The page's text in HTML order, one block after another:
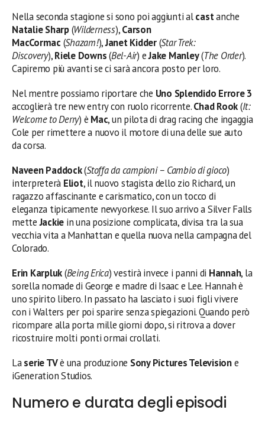
Nella seconda stagione si sono poi aggiunti alcastanche
Natalie Sharp(Wilderness),Carson
MacCormac (Shazam!),Janet Kidder(Star Trek:
Discovery),Riele Downs(Bel-Air) eJake Manley(The Order).
Capiremo più avanti se ci sarà ancora posto per loro.
Nel mentre possiamo riportare che Uno Splendido Errore 3
accoglierà tre new entry con ruolo ricorrente.Chad Rook(It:
Welcome to Derry) è Mac, un pilota di drag racing che ingaggia
Cole per rimettere a nuovo il motore di una delle sue auto
da corsa.
Naveen Paddock(Stoffa da campioni – Cambio di gioco)
interpreterà Eliot, il nuovo stagista dello zio Richard, un
ragazzo affascinante e carismatico, con un tocco di
eleganza tipicamente newyorkese. Il suo arrivo a Silver Falls
metteJackie in una posizione complicata, divisa tra la sua
vecchia vita a Manhattan e quella nuova nella campagna del
Colorado.
Erin Karpluk(Being Erica) vestirà invece i panni di Hannah, la
sorella nomade di George e madre di Isaac e Lee. Hannah è
uno spirito libero. In passato ha lasciato i suoi figli vivere
con i Walters per poi sparire senza spiegazioni. Quando però
ricompare alla porta mille giorni dopo, si ritrova a dover
ricostruire molti ponti ormai crollati.
Laserie TVè una produzione Sony Pictures Televisione
iGeneration Studios.
Numero e durata degli episodi